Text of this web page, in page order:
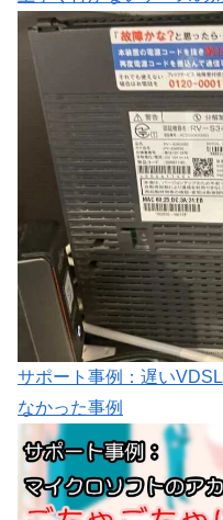
サポート事例：遅い
なかった事例